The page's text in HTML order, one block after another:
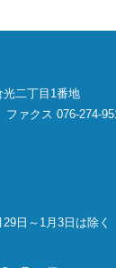
二丁目1番地
ァクス 076-274-
日～1月3日は除く